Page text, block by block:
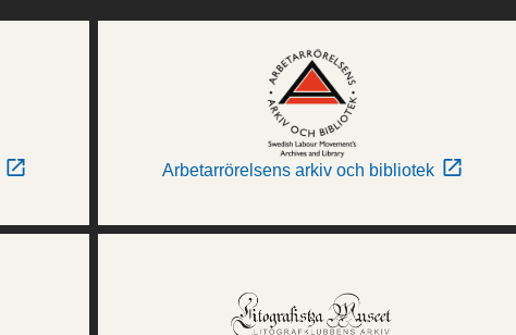
Arbetarrörelsens arkiv och bibliotek